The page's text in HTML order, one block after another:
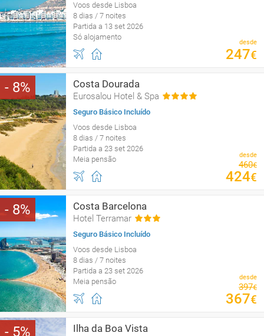
Voos desde Lisboa
8 dias / 7 noites
Partida a 13 set 2026
Só alojamento
desde
247€
8 Costa Dourada
Eurosalou Hotel & Spa
Seguro Básico Incluído
Voos desde Lisboa
8 dias / 7 noites
Partida a 23 set 2026
Meia pensão
desde
460€
424€
8 Costa Barcelona
Hotel Terramar
Seguro Básico Incluído
Voos desde Lisboa
8 dias / 7 noites
Partida a 23 set 2026
Meia pensão
desde
397€
367€
5 Ilha da Boa Vista